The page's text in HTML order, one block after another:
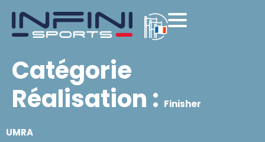
Catégorie
Réalisation : Finisher
UMRA